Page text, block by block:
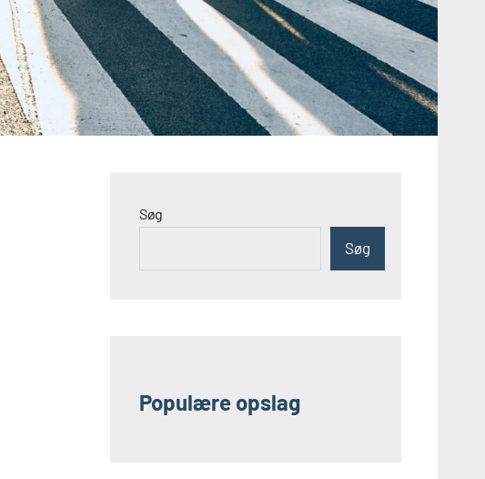
Søg
Søg
Populære opslag